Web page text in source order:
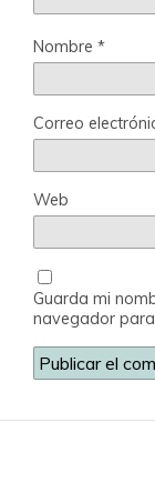
Nombre *
Correo
Web
Guarda mi
navegador